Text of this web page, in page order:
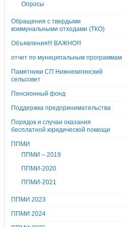
Опросы
Обращения с твердыми
коммунальными отходами (ТКО)
Объявления!!! ВАЖНО!!!
отчет по муниципальным программам
Памятники СП Нижнекигинский
сельсовет
Пенсионный фонд
Поддержка предпринимательства
Порядок и случаи оказания
бесплатной юридической помощи
ППМИ
ППМИ – 2019
ППМИ-2020
ППМИ-2021
ППМИ 2023
ППМИ 2024